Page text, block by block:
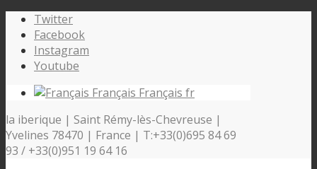
Twitter
Facebook
Instagram
Youtube
Français Français fr
la iberique | Saint Rémy-lès-Chevreuse |
Yvelines 78470 | France | T:+33(0)695 84 69
93 / +33(0)951 19 64 16